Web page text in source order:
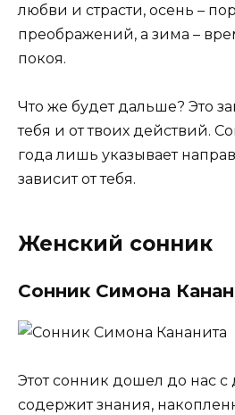
любви и страсти, осень –
преображений, а зима –
покоя.
Что же будет дальше? Это
тебя и от твоих действий.
года лишь указывает
зависит от тебя.
Женский сонник
Сонник Симона
Этот сонник дошел до нас
содержит знания,